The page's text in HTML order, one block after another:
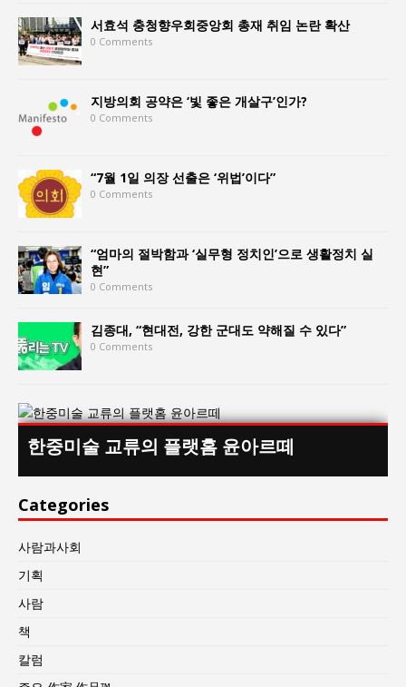
서효석 충청향우회중앙회 총재 취임 논란 확산
0 Comments
지방의회 공약은 ‘빛 좋은 개살구’인가?
0 Comments
“7월 1일 의장 선출은 ‘위법’이다”
0 Comments
“엄마의 절박함과 ‘실무형 정치인’으로 생활정치 실
현”
0 Comments
김종대, “현대전, 강한 군대도 약해질 수 있다”
0 Comments
한중미술 교류의 플랫홈 윤아르떼
Categories
사람과사회
기획
사람
책
칼럼